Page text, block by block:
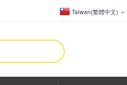
Taiwan(繁體中文)